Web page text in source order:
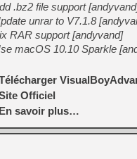
.bz2 file support
unrar to V7.1.8
RAR support [andyvand]
macOS 10.10 Sparkle
Officiel
En savoir plus…